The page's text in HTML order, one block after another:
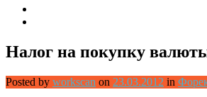
Налог на покупку
Posted by workscan on 23.03.2012 in